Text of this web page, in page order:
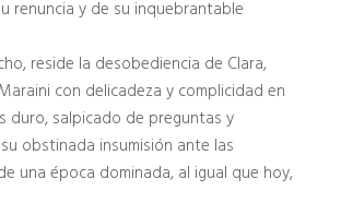
renuncia y de su inquebrantable
reside la desobediencia de Clara,
con delicadeza y complicidad en
duro, salpicado de preguntas y
obstinada insumisión ante las
una época dominada, al igual que hoy,